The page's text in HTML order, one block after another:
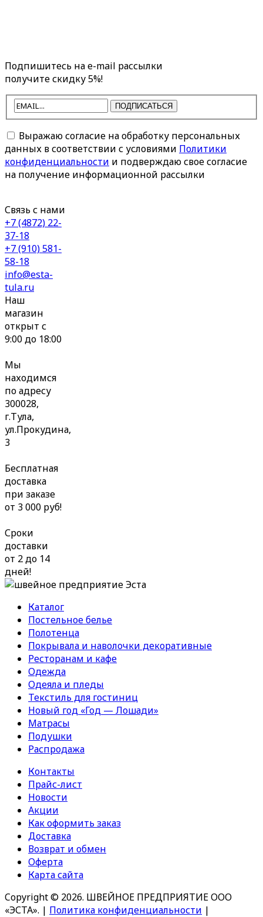
Подпишитесь на e-mail рассылки
получите скидку 5%!
ПОДПИСАТЬСЯ
Выражаю согласие на обработку персональных
данных в соответствии с условиями Политики
конфиденциальности и подверждаю свое согласие
на получение информационной рассылки
Связь с нами
+7 (4872) 22-
37-18
+7 (910) 581-
58-18
info@esta-
tula.ru
Наш
магазин
открыт с
9:00 до 18:00
Мы
находимся
по адресу
300028,
г.Тула,
ул.Прокудина,
3
Бесплатная
доставка
при заказе
от 3 000 руб!
Сроки
доставки
от 2 до 14
дней!
Каталог
Постельное белье
Полотенца
Покрывала и наволочки декоративные
Ресторанам и кафе
Одежда
Одеяла и пледы
Текстиль для гостиниц
Новый год «Год — Лошади»
Матрасы
Подушки
Распродажа
Контакты
Прайс-лист
Новости
Акции
Как оформить заказ
Доставка
Возврат и обмен
Оферта
Карта сайта
Copyright © 2026. ШВЕЙНОЕ ПРЕДПРИЯТИЕ ООО
«ЭСТА». | Политика конфиденциальности |